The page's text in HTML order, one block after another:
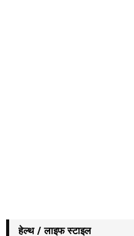
हेल्थ / लाइफ स्टाइल